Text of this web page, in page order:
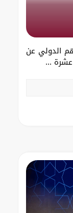
الدولي عن
عشرة ...